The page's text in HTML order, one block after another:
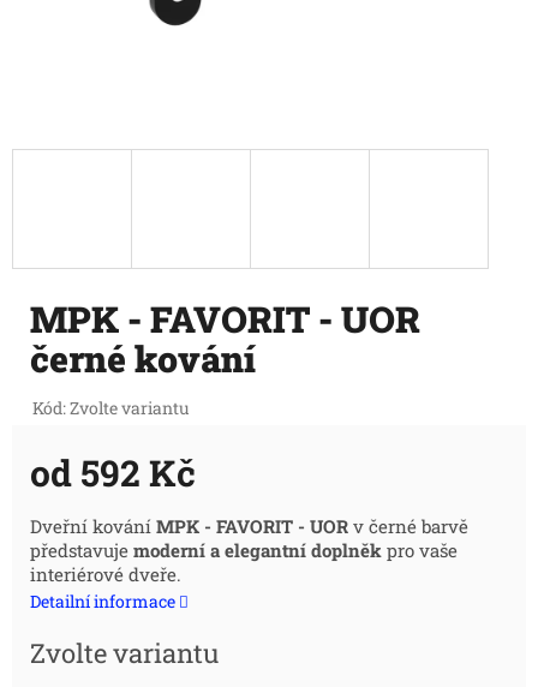
MPK - FAVORIT - UOR
černé kování
Kód:Zvolte variantu
od 592 Kč
Měrná
cena:
Dveřní kování MPK - FAVORIT - UOR v černé barvě
představuje moderní a elegantní doplněk pro vaše
interiérové dveře.
Detailní informace
Zvolte variantu